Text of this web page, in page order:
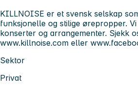
KILLNOISE er et svensk selskap
funksjonelle og stilige ørepropper.
konserter og arrangementer. Sjekk
www.killnoise.com eller
Sektor
Privat